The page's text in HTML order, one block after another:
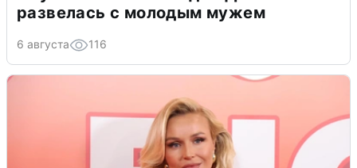
развелась с молодым мужем
6 августа 116